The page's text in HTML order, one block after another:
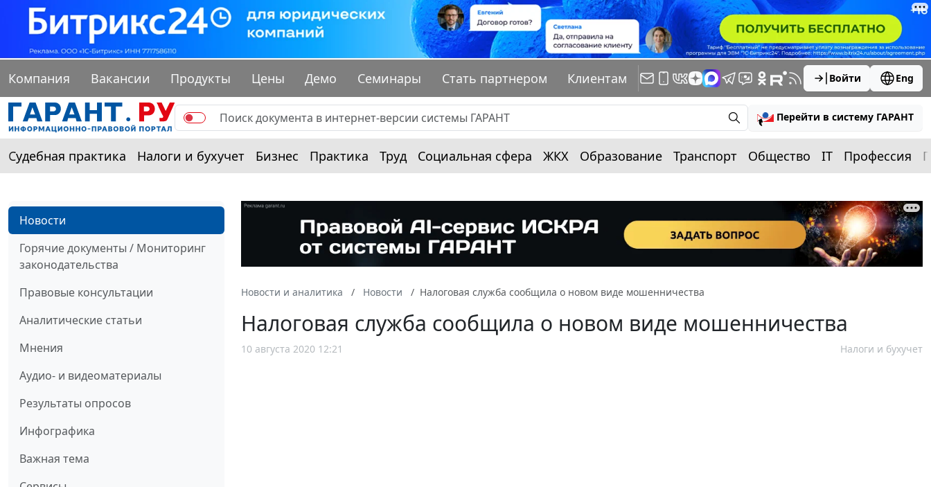
Компания Вакансии Продукты Цены Демо Семинары Стать партнером Клиентам Войти Eng
Перейти в систему ГАРАНТ
Судебная практика Налоги и бухучет Бизнес Практика Труд Социальная сфера ЖКХ Образование Транспорт Общество IT Профессия
Новости
Горячие документы / Мониторинг
законодательства
Правовые консультации
Аналитические статьи
Мнения
Аудио- и видеоматериалы
Результаты опросов
Инфографика
Важная тема
Новости и аналитика Новости Налоговая служба сообщила о новом виде мошенничества
Налоговая служба сообщила о новом виде мошенничества
10 августа 2020 12:21 Налоги и бухучет